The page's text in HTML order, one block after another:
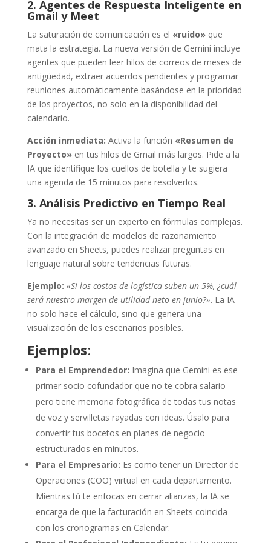
2. Agentes de Respuesta Inteligente en
Gmail y Meet
La saturación de comunicación es el «ruido» que
mata la estrategia. La nueva versión de Gemini incluye
agentes que pueden leer hilos de correos de meses de
antigüedad, extraer acuerdos pendientes y programar
reuniones automáticamente basándose en la prioridad
de los proyectos, no solo en la disponibilidad del
calendario.
Acción inmediata: Activa la función «Resumen de
Proyecto»en tus hilos de Gmail más largos. Pide a la
IA que identifique los cuellos de botella y te sugiera
una agenda de 15 minutos para resolverlos.
3. Análisis Predictivo en Tiempo Real
Ya no necesitas ser un experto en fórmulas complejas.
Con la integración de modelos de razonamiento
avanzado en Sheets, puedes realizar preguntas en
lenguaje natural sobre tendencias futuras.
Ejemplo: «Si los costos de logística suben un 5%, ¿cuál
será nuestro margen de utilidad neto en junio?». La IA
no solo hace el cálculo, sino que genera una
visualización de los escenarios posibles.
Ejemplos:
Para el Emprendedor: Imagina que Gemini es ese
primer socio cofundador que no te cobra salario
pero tiene memoria fotográfica de todas tus notas
de voz y servilletas rayadas con ideas. Úsalo para
convertir tus bocetos en planes de negocio
estructurados en minutos.
Para el Empresario: Es como tener un Director de
Operaciones (COO) virtual en cada departamento.
Mientras tú te enfocas en cerrar alianzas, la IA se
encarga de que la facturación en Sheets coincida
con los cronogramas en Calendar.